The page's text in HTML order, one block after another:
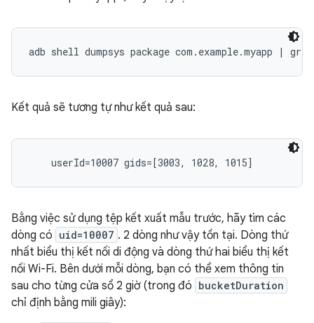
Kết quả sẽ tương tự như kết quả sau:
Bằng việc sử dụng tệp kết xuất mẫu trước, hãy tìm các
dòng có uid=10007 . 2 dòng như vậy tồn tại. Dòng thứ
nhất biểu thị kết nối di động và dòng thứ hai biểu thị kết
nối Wi-Fi. Bên dưới mỗi dòng, bạn có thể xem thông tin
sau cho từng cửa sổ 2 giờ (trong đó bucketDuration
chỉ định bằng mili giây):